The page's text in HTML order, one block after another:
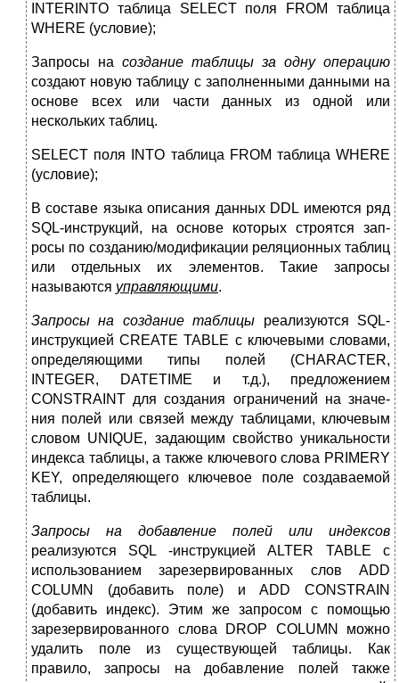
INTERINTO таблица SELECT поля FROM таблица
WHERE (условие);
Запросы на создание таблицы за одну операцию
создают новую таблицу с заполненными данными на
основе всех или части данных из одной или
нескольких таблиц.
SELECT поля INTO таблица FROM таблица WHERE
(условие);
В составе языка описания данных DDL имеются ряд
SQL-инструкций, на основе которых строятся зап­
росы по созданию/модификации реляционных таблиц
или от­дельных их элементов. Такие запросы
называются управляющими.
Запросы на создание таблицы реализуются SQL-
инструкцией CREATE ТАВLЕ с ключевыми словами,
определяющими типы полей (СНАRACTER,
INTEGER, DATETIME и т.д.), пред­ложением
CONSTRAINT для создания ограничений на значе­
ния полей или связей между таблицами, ключевым
словом UNIQUE, задающим свойство уникальности
индекса таблицы, а также ключевого слова PRIMERY
KEY, определяющего ключевое поле создаваемой
таблицы.
Запросы на добавление полей или индексов
реализуются SQL -инструкцией ALTER TABLE с
использованием зарезервированных слов ADD
COLUMN (добавить поле) и ADD CONSTRAIN
(добавить индекс). Этим же запросом с помощью
зарезервированного слова DROP COLUMN можно
удалить поле из существующей таблицы. Как
правило, запросы на добавление полей также